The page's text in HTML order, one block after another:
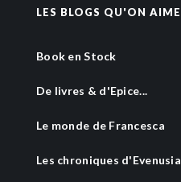
LES BLOGS QU'ON AIME
Book en Stock
De livres & d'Epice...
Le monde de Francesca
Les chroniques d'Evenusia